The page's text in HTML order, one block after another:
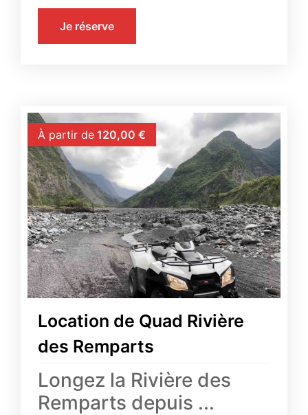
Je réserve
À partir de 120,00 €
Location de Quad Rivière
des Remparts
Longez la Rivière des
Remparts depuis ...